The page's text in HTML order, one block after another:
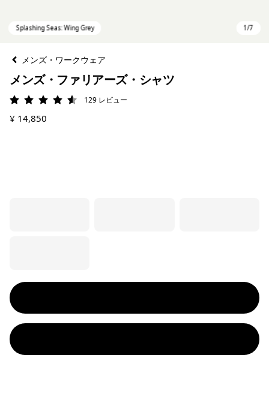
メンズ・ワークウェア
メンズ・ファリアーズ・シャツ
評価: 4.6 / 5129 レビュー
¥ 14,850